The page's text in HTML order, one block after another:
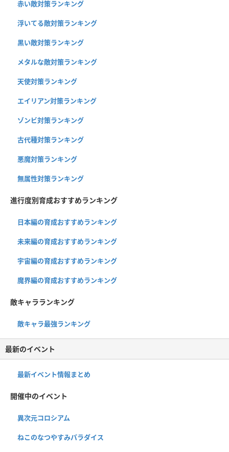
赤い敵対策ランキング
浮いてる敵対策ランキング
黒い敵対策ランキング
メタルな敵対策ランキング
天使対策ランキング
エイリアン対策ランキング
ゾンビ対策ランキング
古代種対策ランキング
悪魔対策ランキング
無属性対策ランキング
進行度別育成おすすめランキング
日本編の育成おすすめランキング
未来編の育成おすすめランキング
宇宙編の育成おすすめランキング
魔界編の育成おすすめランキング
敵キャラランキング
敵キャラ最強ランキング
最新のイベント
最新イベント情報まとめ
開催中のイベント
異次元コロシアム
ねこのなつやすみパラダイス